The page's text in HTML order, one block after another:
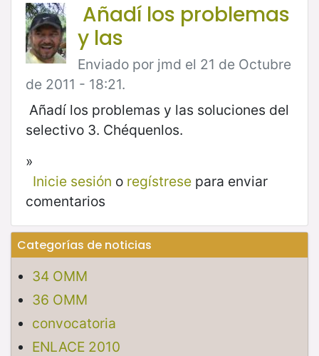
Añadí los problemas
y las
Enviado por jmd el 21 de Octubre
de 2011 - 18:21.
Añadí los problemas y las soluciones del
selectivo 3. Chéquenlos.
»
Inicie sesión o regístresepara enviar
comentarios
Categorías de noticias
34 OMM
36 OMM
convocatoria
ENLACE 2010